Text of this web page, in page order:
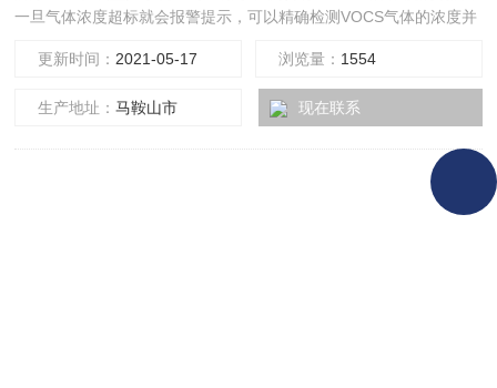
一旦气体浓度超标就会报警提示，可以精确检测VOCS气体的浓度并
度高等优点，隔爆接线方式适用于各种危险场所。
更新时间： 2021-05-17 浏览量： 1554
生产地址：马鞍山市 现在联系